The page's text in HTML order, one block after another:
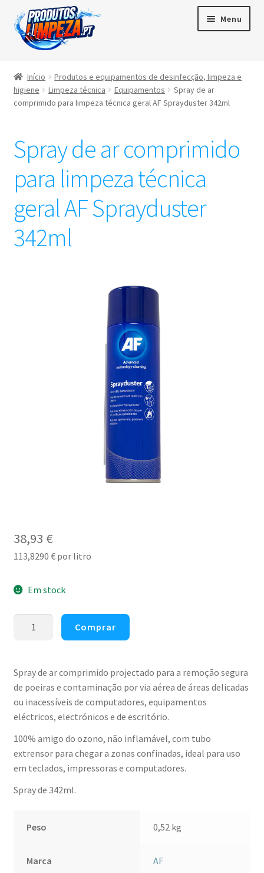
Menu
Produtos
Área de cliente
Português
Início
Produtos e equipamentos de desinfecção, limpeza e
higiene
Limpeza técnica Equipamentos
Spray de ar
comprimido para limpeza técnica geral AF Sprayduster 342ml
Spray de ar comprimido
para limpeza técnica
geral AF Sprayduster
342ml
38,93 €
113,8290 €por litro
Em stock
ar
comprimido
para
limpeza
técnica
geral
AF
342ml
Comprar
Spray de ar comprimido projectado para a remoção segura
de poeiras e contaminação por via aérea de áreas delicadas
ou inacessíveis de computadores, equipamentos
eléctricos, electrónicos e de escritório.
100% amigo do ozono, não inflamável, com tubo
extrensor para chegar a zonas confinadas, ideal para uso
em teclados, impressoras e computadores.
Spray de 342ml.
Peso 0,52 kg
Marca AF